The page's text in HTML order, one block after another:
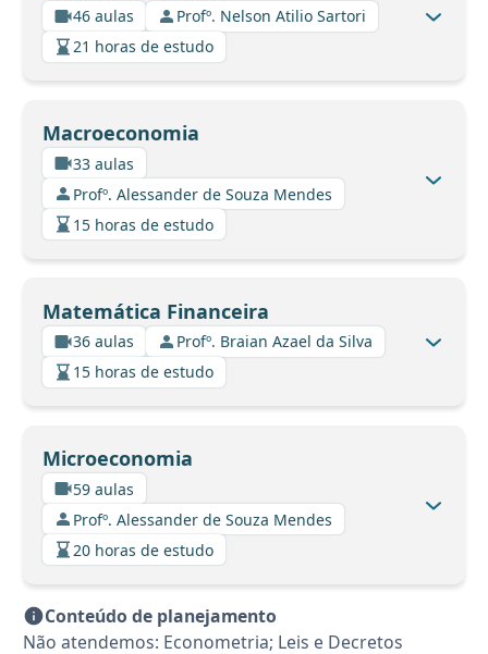
46 aulas
Profº. Nelson Atilio Sartori
21 horas de estudo
Macroeconomia
33 aulas
Profº. Alessander de Souza Mendes
15 horas de estudo
Matemática Financeira
36 aulas
Profº. Braian Azael da Silva
15 horas de estudo
Microeconomia
59 aulas
Profº. Alessander de Souza Mendes
20 horas de estudo
Conteúdo de planejamento
Não atendemos: Econometria; Leis e Decretos